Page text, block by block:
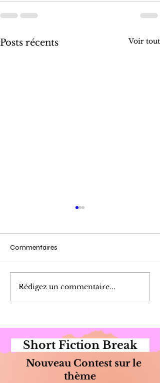
Posts récents Voir tout
Cueillette du Matin
Commentaires
Rédigez un commentaire...
Short Fiction Break
Nouveau Contest sur le
thème